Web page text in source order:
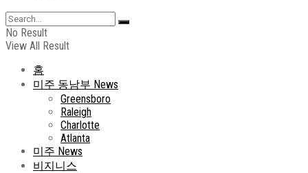
No Result
View All Result
홈
미주 동남부 News
Greensboro
Raleigh
Charlotte
Atlanta
미주 News
비지니스